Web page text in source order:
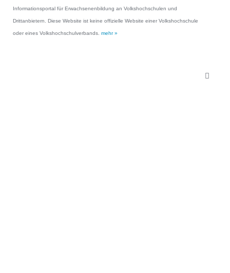
Informationsportal für Erwachsenenbildung an Volkshochschulen und
Drittanbietern. Diese Website ist keine offizielle Website einer Volkshochschule
oder eines Volkshochschulverbands. mehr »